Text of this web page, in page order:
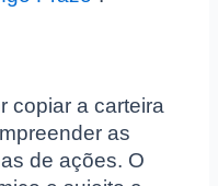
copiar a carteira
as
de ações. O